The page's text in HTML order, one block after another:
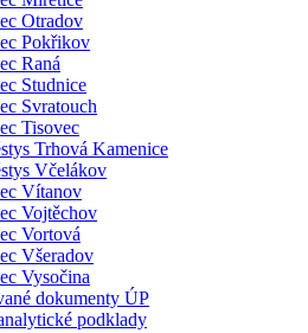
Otradov
Pokřikov
Raná
Studnice
Svratouch
Tisovec
Trhová Kamenice
Včelákov
Vítanov
Vojtěchov
Vortová
Všeradov
Vysočina
dokumenty ÚP
podklady